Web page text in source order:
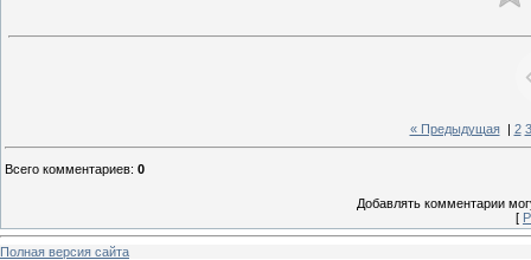
« Предыдущая| 2 3
Всего комментариев: 0
Добавлять комментарии
[
Полная версия сайта